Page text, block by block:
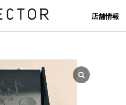
店舗情報